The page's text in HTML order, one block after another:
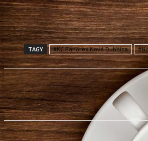
Facebook X Pinterest
TAGY #KC Panorex Nová Dubnica